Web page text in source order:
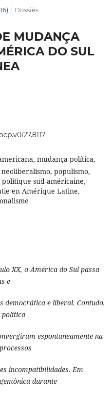
/ Dossiês
MUDANÇA
DO SUL
mudança política,
populismo,
sud-américaine,
en Amérique Latine,
XX, a América do Sul passa
e
democrática e liberal. Contudo,
política
espontaneamente na
incompatibilidades. Em
durante